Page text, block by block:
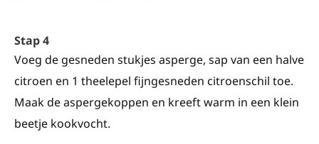
Stap 4
Voeg de gesneden stukjes asperge, sap van een halve
citroen en 1 theelepel fijngesneden citroenschil toe.
Maak de aspergekoppen en kreeft warm in een klein
beetje kookvocht.